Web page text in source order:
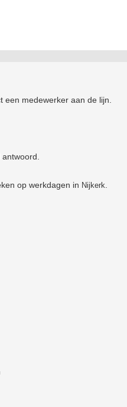
medewerker aan de lijn.
op werkdagen in Nijkerk